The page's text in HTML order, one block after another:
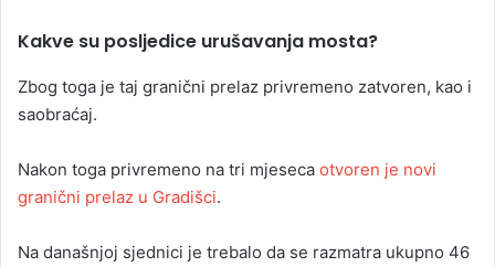
Kakve su posljedice urušavanja mosta?
Zbog toga je taj granični prelaz privremeno zatvoren, kao i
saobraćaj.
Nakon toga privremeno na tri mjeseca otvoren je novi
granični prelaz u Gradišci.
Na današnjoj sjednici je trebalo da se razmatra ukupno 46